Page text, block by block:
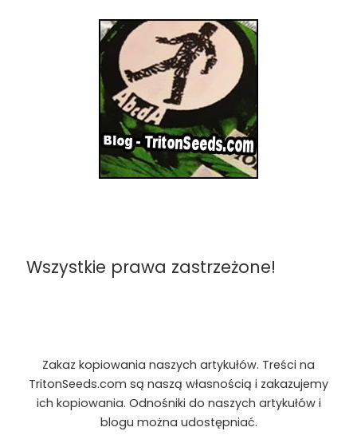
Wszystkie prawa zastrzeżone!
Zakaz kopiowania naszych artykułów. Treści na
TritonSeeds.com są naszą własnością i zakazujemy
ich kopiowania. Odnośniki do naszych artykułów i
blogu można udostępniać.